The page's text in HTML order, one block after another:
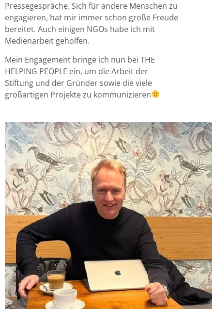
Pressegespräche. Sich für andere Menschen zu
engagieren, hat mir immer schon große Freude
bereitet. Auch einigen NGOs habe ich mit
Medienarbeit geholfen.
Mein Engagement bringe ich nun bei THE
HELPING PEOPLE ein, um die Arbeit der
Stiftung und der Gründer sowie die viele
großartigen Projekte zu kommunizieren